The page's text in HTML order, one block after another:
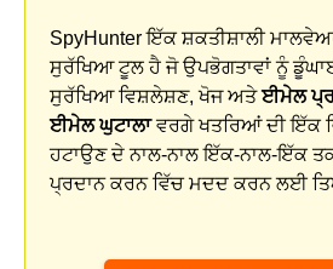
SpyHunter ਇੱਕ ਸ਼ਕਤੀਸ਼ਾਲੀ
ਸੁਰੱਖਿਆ ਟੂਲ ਹੈ ਜੋ ਉਪਭੋਗਤਾਵਾਂ ਨੂੰ
ਸੁਰੱਖਿਆ ਵਿਸ਼ਲੇਸ਼ਣ, ਖੋਜ ਅਤੇਈਮੇਲ
ਈਮੇਲ ਘੁਟਾਲਾਵਰਗੇ ਖਤਰਿਆਂ ਦੀ ਇੱਕ
ਹਟਾਉਣ ਦੇ ਨਾਲ-ਨਾਲ ਇੱਕ-ਨਾਲ-ਇੱਕ
ਪ੍ਰਦਾਨ ਕਰਨ ਵਿੱਚ ਮਦਦ ਕਰਨ ਲਈ